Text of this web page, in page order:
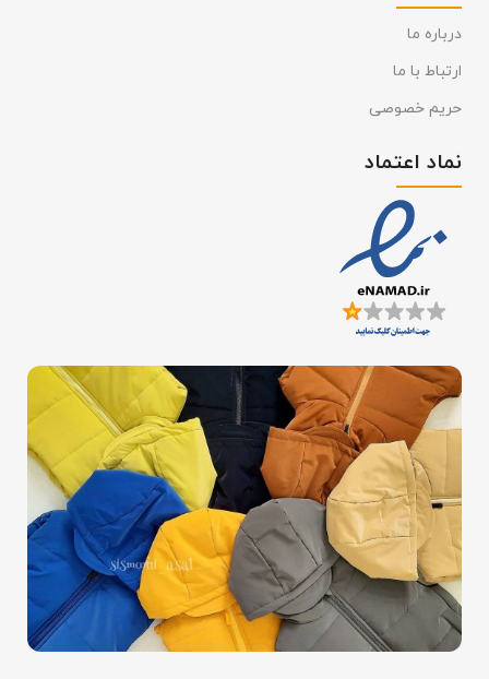
درباره ما
ارتباط با ما
حریم خصوصی
نماد اعتماد